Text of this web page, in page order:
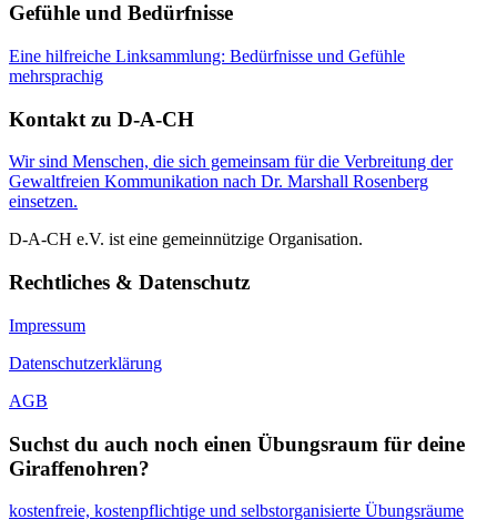
Gefühle und Bedürfnisse
Eine hilfreiche Linksammlung: Bedürfnisse und Gefühle
mehrsprachig
Kontakt zu D-A-CH
Wir sind Menschen, die sich gemeinsam für die Verbreitung der
Gewaltfreien Kommunikation nach Dr. Marshall Rosenberg
einsetzen.
D-A-CH e.V. ist eine gemeinnützige Organisation.
Rechtliches & Datenschutz
Impressum
Datenschutzerklärung
AGB
Suchst du auch noch einen Übungsraum für deine
Giraffenohren?
kostenfreie, kostenpflichtige und selbstorganisierte Übungsräume